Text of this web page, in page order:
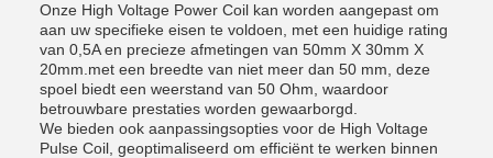
Onze High Voltage Power Coil kan worden aangepast om
aan uw specifieke eisen te voldoen, met een huidige rating
van 0,5A en precieze afmetingen van 50mm X 30mm X
20mm.met een breedte van niet meer dan 50 mm, deze
spoel biedt een weerstand van 50 Ohm, waardoor
betrouwbare prestaties worden gewaarborgd.
We bieden ook aanpassingsopties voor de High Voltage
Pulse Coil, geoptimaliseerd om efficiënt te werken binnen